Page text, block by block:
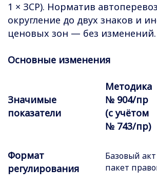
1 × ЗСР). Норматив
округление до двух знаков и
ценовых зон — без изменений.
Основные изменения
Значимые
показатели
Методика
№ 904/пр
(с учётом
№ 743/пр)
Формат
регулирования
Базовый
пакет